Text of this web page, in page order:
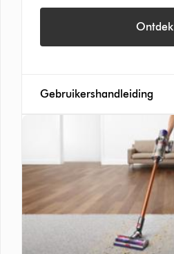
Ontdek
Gebruikershandleiding